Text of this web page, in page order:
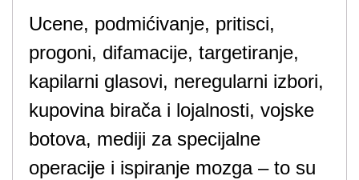
Ucene, podmićivanje, pritisci,
progoni, difamacije, targetiranje,
kapilarni glasovi, neregularni izbori,
kupovina birača i lojalnosti, vojske
botova, mediji za specijalne
operacije i ispiranje mozga – to su